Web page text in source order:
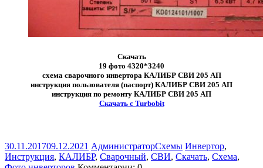
Скачать
19 фото 4320*3240
схема сварочного инвертора КАЛИБР СВИ 205 АП
инструкция пользователя (паспорт) КАЛИБР СВИ 205 АП
инструкция по ремонту КАЛИБР СВИ 205 АП
Скачать с Turbobit
30.11.201709.12.2021 АдминистраторСхемы Инвертор,
Инструкция, КАЛИБР, Сварочный, СВИ, Скачать, Схема,